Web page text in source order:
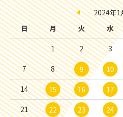
2024年1
日
月 火 水
1 2 3
7 8 9 10
14 15 16 17
21 22 23 24